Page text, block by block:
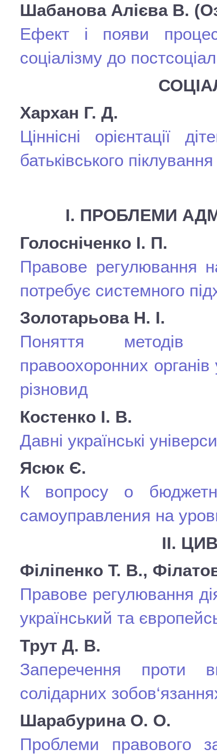
Шабанова Алієва В.
Ефект і появи
соціалізму до
Хархан Г. Д.
Ціннісні орієнтації
батьківського піклування
I. ПРОБЛЕМИ
Голосніченко І. П.
Правове регулювання
потребує системного
Золотарьова Н. І.
Поняття методів
правоохоронних органів
різновид
Костенко І. В.
Давні українські
Ясюк Є.
К вопросу о
самоуправления на
II.
Філіпенко Т. В.,
Правове регулювання
український та
Трут Д. В.
Заперечення проти
солідарних
Шарабурина О. О.
Проблеми правового